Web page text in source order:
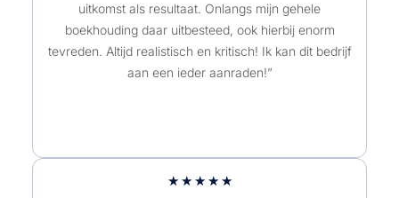
n
5
d
e
5
v
uitkomst als resultaat. Onlangs mijn gehele
boekhouding daar uitbesteed, ook hierbij enorm
tevreden. Altijd realistisch en kritisch! Ik kan dit bedrijf
aan een ieder aanraden!”
★ ★ ★ ★ ★W